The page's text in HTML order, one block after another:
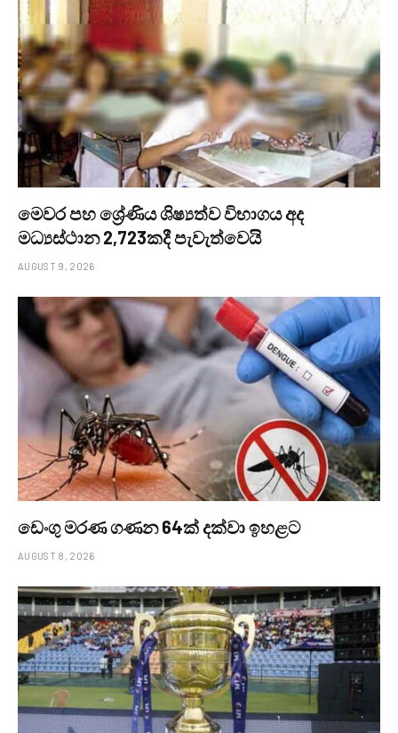
මෙවර පහ ශ්‍රේණිය ශිෂ්‍යත්ව විභාගය අද
මධ්‍යස්ථාන 2,723කදී පැවැත්වෙයි
AUGUST 9, 2026
ඩෙංගු මරණ ගණන 64ක් දක්වා ඉහළට
AUGUST 8, 2026